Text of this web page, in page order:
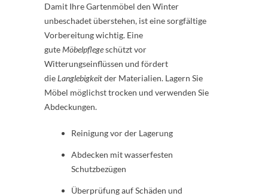
Damit Ihre Gartenmöbel den Winter
unbeschadet überstehen, ist eine sorgfältige
Vorbereitung wichtig. Eine
guteMöbelpflegeschützt vor
Witterungseinflüssen und fördert
dieLanglebigkeitder Materialien. Lagern Sie
Möbel möglichst trocken und verwenden Sie
Abdeckungen.
Reinigung vor der Lagerung
Abdecken mit wasserfesten
Schutzbezügen
Überprüfung auf Schäden und